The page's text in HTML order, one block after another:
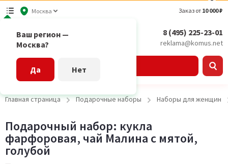
Москва
Ваш регион —
Москва?
Да Нет
Заказ от 10 000 ₽
8 (495) 225-23-01
reklama@komus.net
Главная страница Подарочные наборы Наборы для женщин
Подарочный набор: кукла
фарфоровая, чай Малина с мятой,
голубой